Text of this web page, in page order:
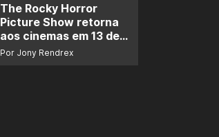
The Rocky Horror
Picture Show retorna
aos cinemas em 13 de
novembro
Por Jony Rendrex